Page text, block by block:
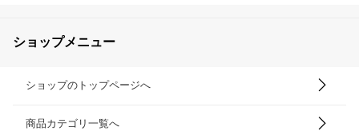
ショップメニュー
ショップのトップページへ
商品カテゴリ一覧へ